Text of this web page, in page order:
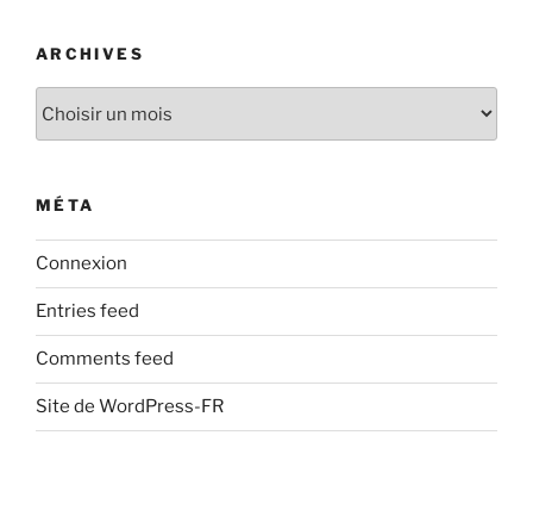
ARCHIVES
MÉTA
Connexion
Entries feed
Comments feed
Site de WordPress-FR